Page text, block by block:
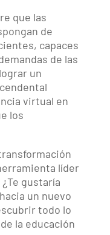
que las
de
capaces
de las
un
virtual en
los
líder
gustaría
un nuevo
todo lo
la educación